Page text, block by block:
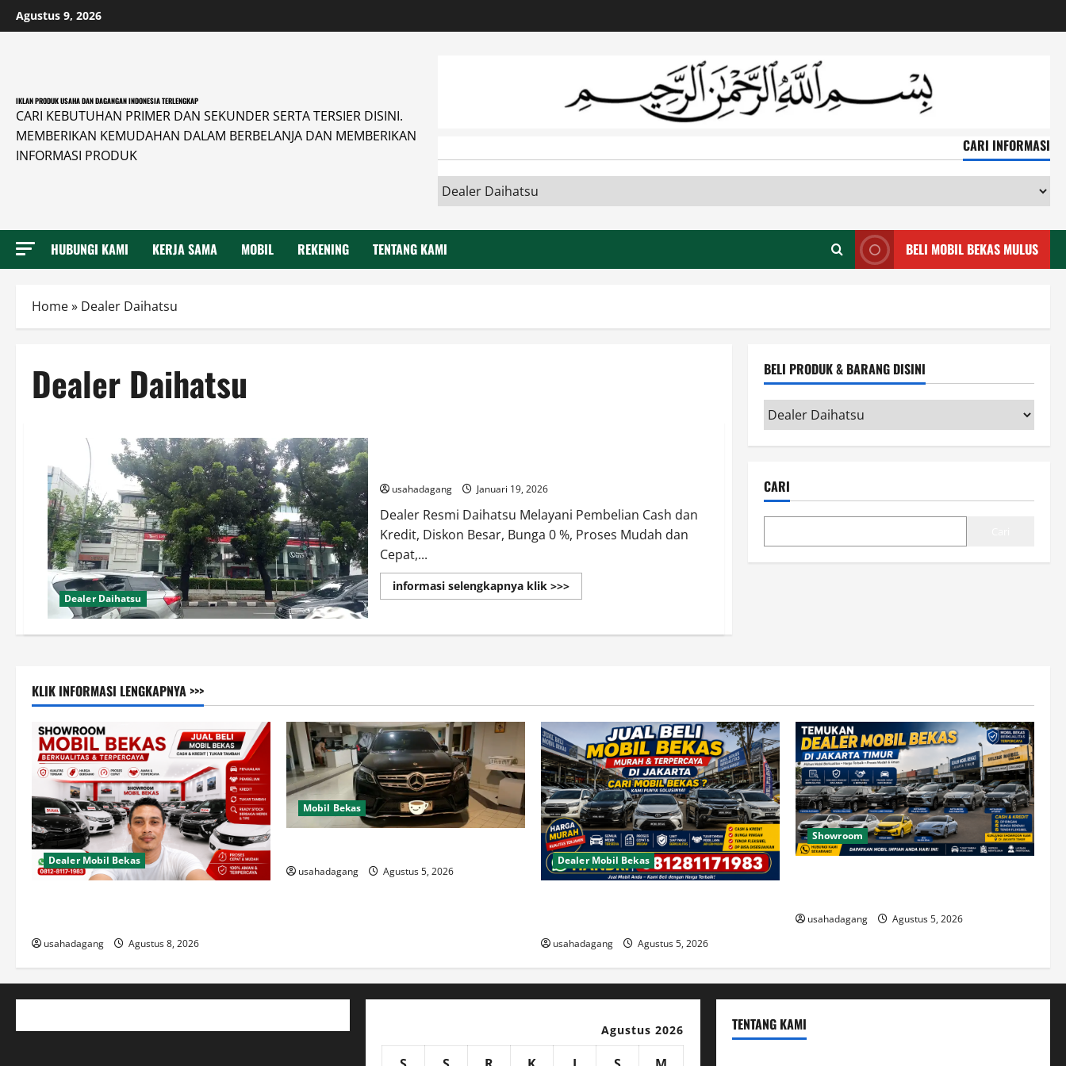
Skip
to
Agustus 9, 2026
IKLAN PRODUK USAHA DAN DAGANGAN INDONESIA TERLENGKAP
CARI KEBUTUHAN PRIMER DAN SEKUNDER SERTA TERSIER DISINI.
MEMBERIKAN KEMUDAHAN DALAM BERBELANJA DAN MEMBERIKAN
INFORMASI PRODUK
CARI INFORMASI
HUBUNGI KAMI KERJA SAMA MOBIL REKENING TENTANG KAMI BELI MOBIL BEKAS MULUS
Home» Dealer Daihatsu
Dealer Daihatsu
Dealer Daihatsu
usahadagang Januari 19, 2026
Dealer Resmi Daihatsu Melayani Pembelian Cash dan
Kredit, Diskon Besar, Bunga 0 %, Proses Mudah dan
Cepat,...
informasi selengkapnya klik >>>Read
more
Daihatsu
BELI PRODUK & BARANG DISINI
Beli
Produk
&
disini
CARI
KLIK INFORMASI LENGKAPNYA >>>
Dealer Mobil Bekas
usahadagang Agustus 8, 2026
Mobil Bekas
usahadagang Agustus 5, 2026
Dealer Mobil Bekas
usahadagang Agustus 5, 2026
Showroom
usahadagang Agustus 5, 2026
Agustus 2026 TENTANG KAMI